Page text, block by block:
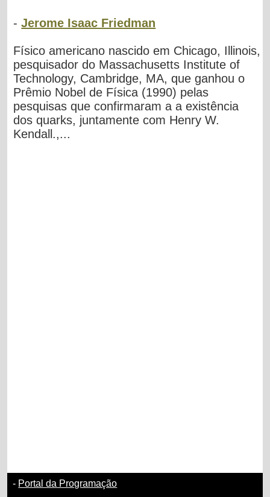
-Jerome Isaac Friedman
Físico americano nascido em Chicago, Illinois,
pesquisador do Massachusetts Institute of
Technology, Cambridge, MA, que ganhou o
Prêmio Nobel de Física (1990) pelas
pesquisas que confirmaram a a existência
dos quarks, juntamente com Henry W.
Kendall.,...
- Portal da Programação